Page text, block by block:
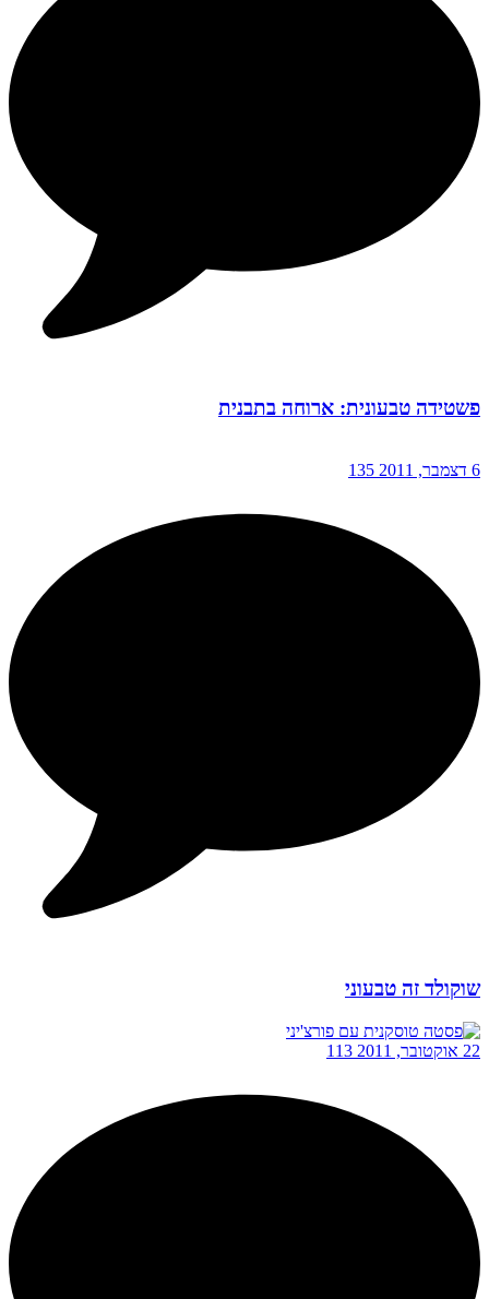
פשטידה טבעונית: ארוחה בתבנית
6 דצמבר, 2011 135
שוקולד זה טבעוני
22 אוקטובר, 2011 113